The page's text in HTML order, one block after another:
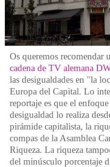
Os queremos recomendar
cadena de TV alemana
las desigualdades en "la
Europa del Capital. Lo
reportaje es que el
desigualdad lo realiza
pirámide capitalista, la
compas de la Asamblea
Riqueza. La riqueza
del minúsculo porcentaje